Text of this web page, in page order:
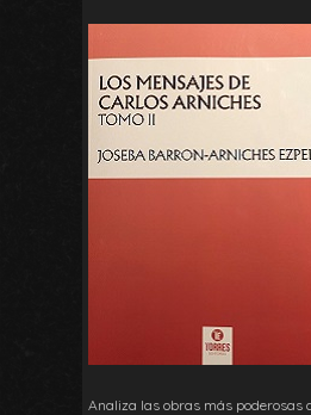
Analiza las obras más poderosas